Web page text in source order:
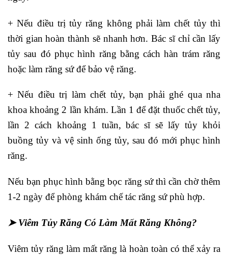
+ Nếu điều trị tủy răng không phải làm chết tủy thì
thời gian hoàn thành sẽ nhanh hơn. Bác sĩ chỉ cần lấy
tủy sau đó phục hình răng bằng cách hàn trám răng
hoặc làm răng sứ để bảo vệ răng.
+ Nếu điều trị làm chết tủy, bạn phải ghé qua nha
khoa khoảng 2 lần khám. Lần 1 để đặt thuốc chết tủy,
lần 2 cách khoảng 1 tuần, bác sĩ sẽ lấy tủy khỏi
buồng tủy và vệ sinh ống tủy, sau đó mới phục hình
răng.
Nếu bạn phục hình bằng bọc răng sứ thì cần chờ thêm
1-2 ngày để phòng khám chế tác răng sứ phù hợp.
➤ Viêm Tủy Răng Có Làm Mất Răng Không?
Viêm tủy răng làm mất răng là hoàn toàn có thể xảy ra